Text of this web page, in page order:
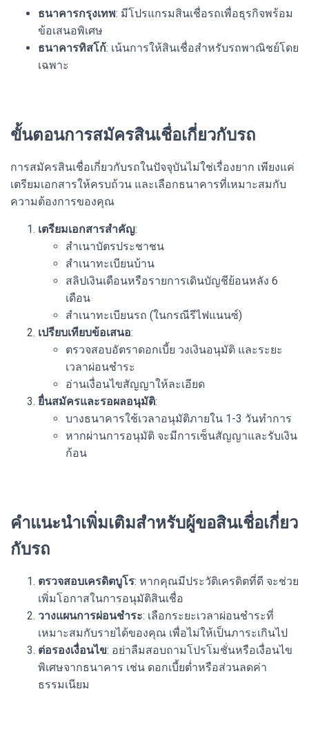
ธนาคารกรุงเทพ: มีโปรแกรมสินเชื่อรถเพื่อธุรกิจพร้อม
ข้อเสนอพิเศษ
ธนาคารทิสโก้: เน้นการให้สินเชื่อสำหรับรถพาณิชย์โดย
เฉพาะ
ขั้นตอนการสมัครสินเชื่อเกี่ยวกับรถ
การสมัครสินเชื่อเกี่ยวกับรถในปัจจุบันไม่ใช่เรื่องยาก เพียงแค่
เตรียมเอกสารให้ครบถ้วน และเลือกธนาคารที่เหมาะสมกับ
ความต้องการของคุณ
เตรียมเอกสารสำคัญ:
สำเนาบัตรประชาชน
สำเนาทะเบียนบ้าน
สลิปเงินเดือนหรือรายการเดินบัญชีย้อนหลัง 6
เดือน
สำเนาทะเบียนรถ (ในกรณีรีไฟแนนซ์)
เปรียบเทียบข้อเสนอ:
ตรวจสอบอัตราดอกเบี้ย วงเงินอนุมัติ และระยะ
เวลาผ่อนชำระ
อ่านเงื่อนไขสัญญาให้ละเอียด
ยื่นสมัครและรอผลอนุมัติ:
บางธนาคารใช้เวลาอนุมัติภายใน 1-3 วันทำการ
หากผ่านการอนุมัติ จะมีการเซ็นสัญญาและรับเงิน
ก้อน
คำแนะนำเพิ่มเติมสำหรับผู้ขอสินเชื่อเกี่ยว
กับรถ
ตรวจสอบเครดิตบูโร: หากคุณมีประวัติเครดิตที่ดี จะช่วย
เพิ่มโอกาสในการอนุมัติสินเชื่อ
วางแผนการผ่อนชำระ: เลือกระยะเวลาผ่อนชำระที่
เหมาะสมกับรายได้ของคุณ เพื่อไม่ให้เป็นภาระเกินไป
ต่อรองเงื่อนไข: อย่าลืมสอบถามโปรโมชั่นหรือเงื่อนไข
พิเศษจากธนาคาร เช่น ดอกเบี้ยต่ำหรือส่วนลดค่า
ธรรมเนียม